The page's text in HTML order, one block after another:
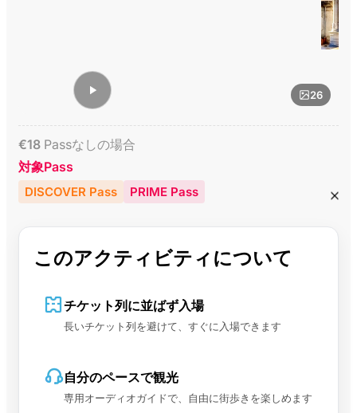
26
€18 Passなしの場合
対象Pass
DISCOVER Pass PRIME Pass
このアクティビティについて
チケット列に並ばず入場
長いチケット列を避けて、すぐに入場できます
自分のペースで観光
専用オーディオガイドで、自由に街歩きを楽しめます